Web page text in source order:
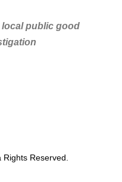
public good
Reserved.